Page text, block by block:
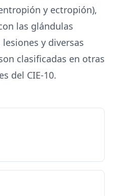
y ectropión),
las glándulas
y diversas
clasificadas en otras
del CIE-10.